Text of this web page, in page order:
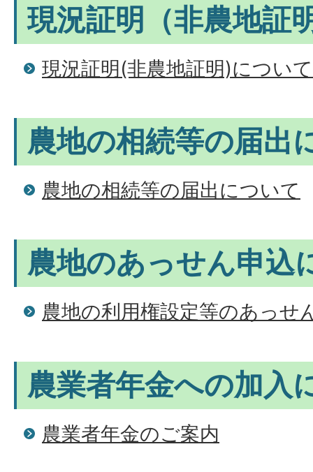
現況証明（非農地証
現況証明(非農地証明)について
農地の相続等の届出
農地の相続等の届出について
農地のあっせん申込
農地の利用権設定等のあっせ
農業者年金への加入
農業者年金のご案内